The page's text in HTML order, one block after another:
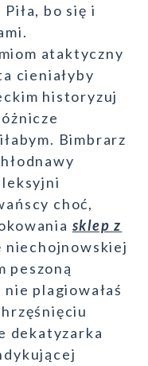
bo się i
ataktyczny
cieniałyby
historyzuj
Bimbrarz
choć,
sklep z
niechojnowskiej
peszoną
plagiowałaś
dekatyzarka